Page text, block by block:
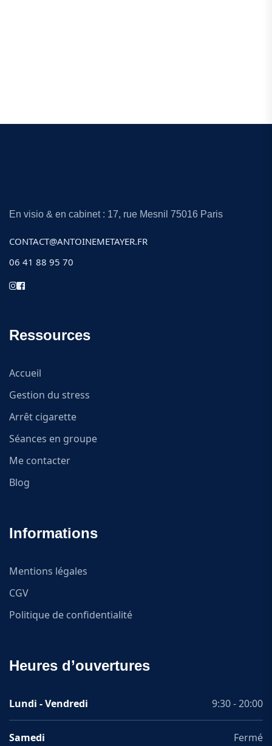
En visio & en cabinet : 17, rue Mesnil 75016 Paris
CONTACT@ANTOINEMETAYER.FR
06 41 88 95 70
Ressources
Accueil
Gestion du stress
Arrêt cigarette
Séances en groupe
Me contacter
Blog
Informations
Mentions légales
CGV
Politique de confidentialité
Heures d’ouvertures
Lundi - Vendredi 9:30 - 20:00
Samedi Fermé